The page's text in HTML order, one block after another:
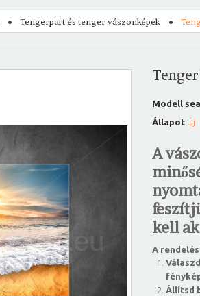
Tengerpart és tenger vászonképek
Modell
Állapot Új
A
kell
A
Állítsd